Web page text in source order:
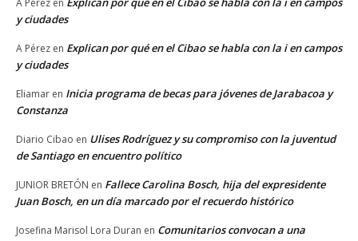
y ciudades
A Pérez en Explican por qué en el Cibao se habla con la i en campos
y ciudades
Eliamar en Inicia programa de becas para jóvenes de Jarabacoa y
Constanza
Diario Cibao en Ulises Rodríguez y su compromiso con la juventud
de Santiago en encuentro político
JUNIOR BRETÓN en Fallece Carolina Bosch, hija del expresidente
Juan Bosch, en un día marcado por el recuerdo histórico
Josefina Marisol Lora Duran en Comunitarios convocan a una